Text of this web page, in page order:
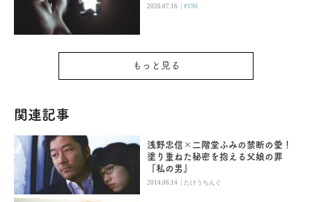
2026.07.16 |#190
もっと見る
関連記事
浅野忠信×二階堂ふみの禁断の愛！
塗り重ねた秘密を抱える父娘の罪
『私の男』
2014.06.14 | たけうちんぐ